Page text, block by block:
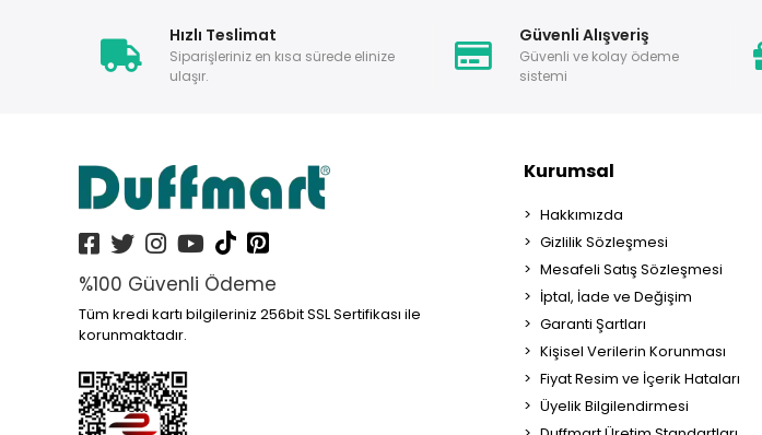
Hızlı Teslimat
Siparişleriniz en kısa sürede elinize
ulaşır.
Güvenli Alışveriş
Güvenli ve kolay ödeme
sistemi
%100 Güvenli Ödeme
Tüm kredi kartı bilgileriniz 256bit SSL Sertifikası ile
korunmaktadır.
Kurumsal
Hakkımızda
Gizlilik Sözleşmesi
Mesafeli Satış Sözleşmesi
İptal, İade ve Değişim
Garanti Şartları
Kişisel Verilerin Korunması
Fiyat Resim ve İçerik Hataları
Üyelik Bilgilendirmesi